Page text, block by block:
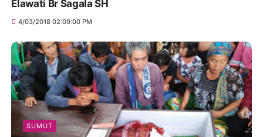
Elawati Br Sagala SH
4/03/2018 02:09:00 PM
SUMUT